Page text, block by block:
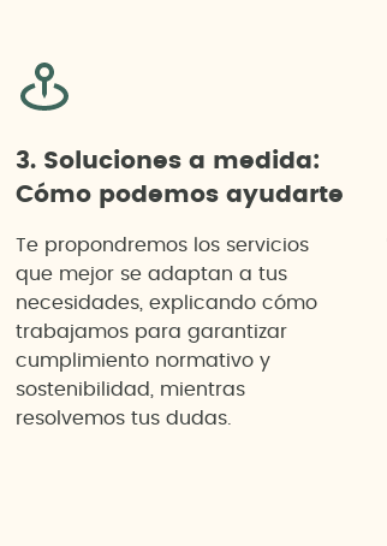
3. Soluciones a medida:
Cómo podemos ayudarte
Te propondremos los servicios
que mejor se adaptan a tus
necesidades, explicando cómo
trabajamos para garantizar
cumplimiento normativo y
sostenibilidad, mientras
resolvemos tus dudas.